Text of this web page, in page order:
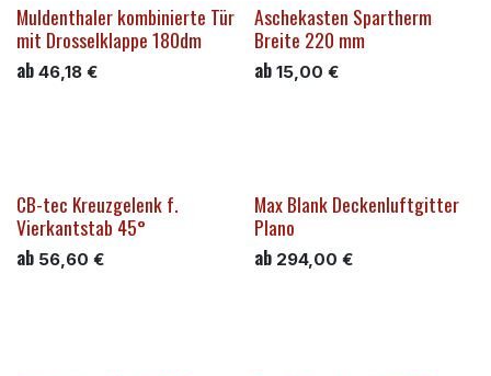
Muldenthaler kombinierte Tür
mit Drosselklappe 180dm
ab 46,18 €
Aschekasten Spartherm
Breite 220 mm
ab 15,00 €
CB-tec Kreuzgelenk f.
Vierkantstab 45°
ab 56,60 €
Max Blank Deckenluftgitter
Plano
ab 294,00 €